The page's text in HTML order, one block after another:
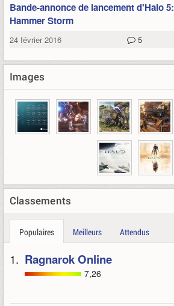
Bande-annonce de lancement d'Halo 5:
Hammer Storm
24 février 2016 5
Images
Classements
Populaires Meilleurs Attendus
1. Ragnarok Online
7,26